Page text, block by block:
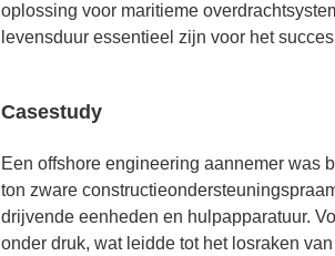
oplossing voor maritieme
levensduur essentieel zijn voor het
Casestudy
Een offshore engineering aannemer was
ton zware
drijvende eenheden en hulpapparatuur.
onder druk, wat leidde tot het losraken